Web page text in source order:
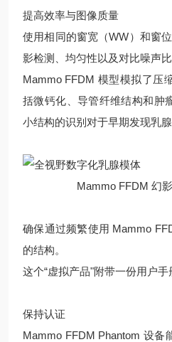
提高效率与图像质量
使用相同的窗宽（WW）和窗
影检测、均匀性以及对比噪声比
Mammo FFDM 模型模拟了压
括微钙化、导管纤维结构和肿
小结构的识别对于早期发现乳腺
Mammo FFDM 幻影
确保通过频繁使用 Mammo
的结构。
这个“虚拟产品"附带一份用户手
保持认证
Mammo FFDM Phantom 设备